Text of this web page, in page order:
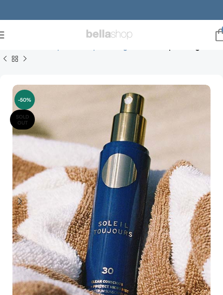
-50%
SOLD
OUT